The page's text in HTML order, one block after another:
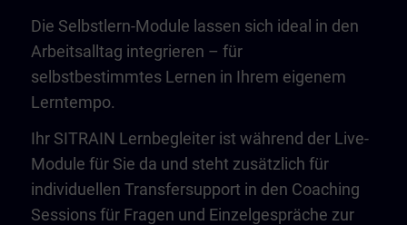
Die Selbstlern-Module lassen sich ideal in den
Arbeitsalltag integrieren – für
selbstbestimmtes Lernen in Ihrem eigenem
Lerntempo.
Ihr SITRAIN Lernbegleiter ist während der Live-
Module für Sie da und steht zusätzlich für
individuellen Transfersupport in den Coaching
Sessions für Fragen und Einzelgespräche zur